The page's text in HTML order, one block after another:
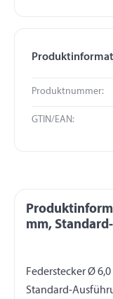
Produktnummer:
GTIN/EAN:
mm,
Federstecker Ø
Standard-